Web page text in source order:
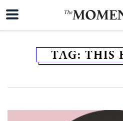
TAG: THIS